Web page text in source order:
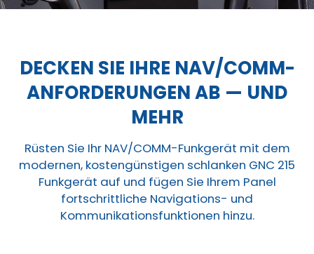
DECKEN SIE IHRE NAV/COMM-
ANFORDERUNGEN AB — UND
MEHR
Rüsten Sie Ihr NAV/COMM-Funkgerät mit dem
modernen, kostengünstigen schlanken GNC 215
Funkgerät auf und fügen Sie Ihrem Panel
fortschrittliche Navigations- und
Kommunikationsfunktionen hinzu.